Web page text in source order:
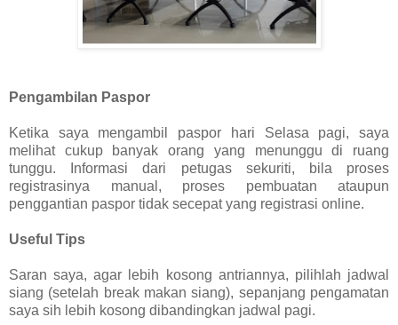
Pengambilan Paspor
Ketika saya mengambil paspor hari Selasa pagi, saya
melihat cukup banyak orang yang menunggu di ruang
tunggu. Informasi dari petugas sekuriti, bila proses
registrasinya manual, proses pembuatan ataupun
penggantian paspor tidak secepat yang registrasi online.
Useful Tips
Saran saya, agar lebih kosong antriannya, pilihlah jadwal
siang (setelah break makan siang), sepanjang pengamatan
saya sih lebih kosong dibandingkan jadwal pagi.